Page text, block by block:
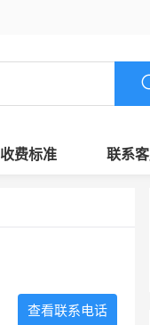
收费标准 联系
查看联系电话